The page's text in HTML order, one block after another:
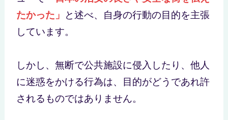
たかった」
と述べ、自身の行動の目的を主張
しています。
しかし、無断で公共施設に侵入したり、他人
に迷惑をかける行為は、目的がどうであれ許
されるものではありません。